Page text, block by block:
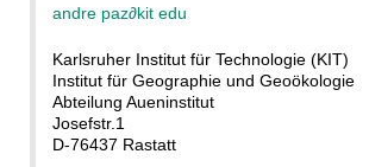
andre paz∂kit edu
Karlsruher Institut für Technologie (KIT)
Institut für Geographie und Geoökologie
Abteilung Aueninstitut
Josefstr.1
D-76437 Rastatt